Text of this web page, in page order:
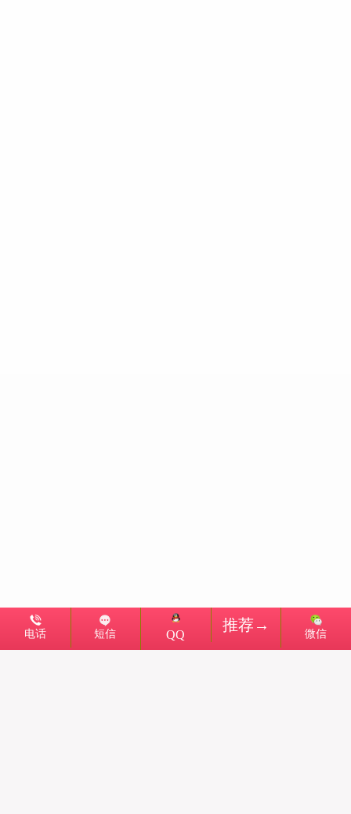
电话 短信 QQ
推荐→
微信